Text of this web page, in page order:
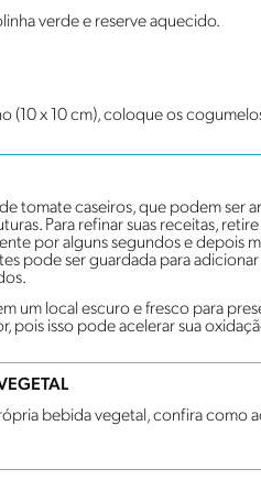
verde e reserve aquecido.
(10 x 10 cm), coloque os
tomate caseiros, que podem ser
Para refinar suas receitas,
por alguns segundos e depois
pode ser guardada para
um local escuro e fresco para
pois isso pode acelerar sua
bebida vegetal, confira como